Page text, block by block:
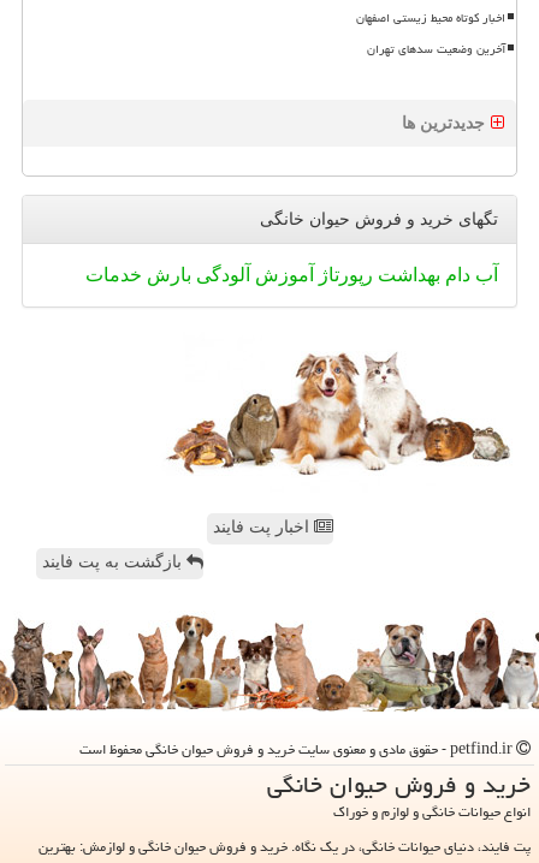
اخبار کوتاه محیط زیستی اصفهان
آخرین وضعیت سدهای تهران
جدیدترین ها
تگهای خرید و فروش حیوان خانگی
آب دام بهداشت رپورتاژ آموزش آلودگی بارش خدمات
اخبار پت فایند
بازگشت به پت فایند
خرید و فروش حیوان خانگی
انواع حیوانات خانگی و لوازم و خوراک
پت فایند، دنیای حیوانات خانگی، در یک نگاه. خرید و فروش حیوان خانگی و لوازمش: بهترین